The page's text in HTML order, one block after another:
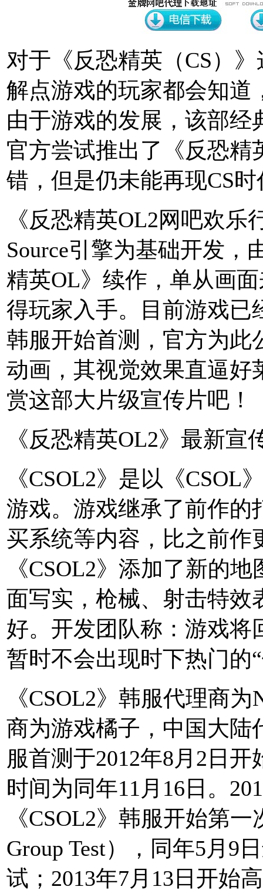
对于《反恐精英（CS）
解点游戏的玩家都会知道
由于游戏的发展，该部经
官方尝试推出了《反恐精
错，但是仍未能再现CS
《反恐精英OL2网吧欢乐
Source引擎为基础开发，
精英OL》续作，单从画
得玩家入手。目前游戏已
韩服开始首测，官方为此
动画，其视觉效果直逼好
赏这部大片级宣传片吧！
《反恐精英OL2》最新宣
《CSOL2》是以《CSOL
游戏。游戏继承了前作的
买系统等内容，比之前作
《CSOL2》添加了新的
面写实，枪械、射击特效
好。开发团队称：游戏将
暂时不会出现时下热门的
《CSOL2》韩服代理商
商为游戏橘子，中国大陆
服首测于2012年8月2日
时间为同年11月16日。
《CSOL2》韩服开始第
Group Test），同年5月9
试；2013年7月13日开始